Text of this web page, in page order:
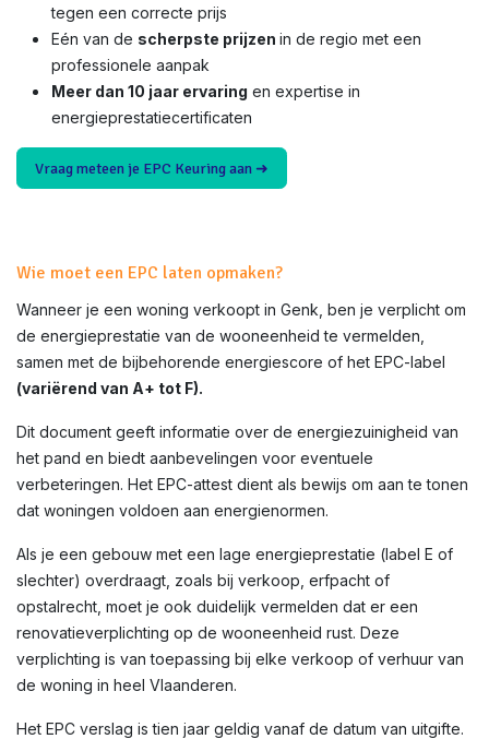
tegen een correcte prijs
Eén van de scherpste prijzen in de regio met een
professionele aanpak
Meer dan 10 jaar ervaring en expertise in
energieprestatiecertificaten
Vraag meteen je EPC Keuring aan ➜
Wie moet een EPC laten opmaken?
Wanneer je een woning verkoopt in Genk , ben je verplicht om
de energieprestatie van de wooneenheid te vermelden,
samen met de bijbehorende energiescore of het EPC-label
(variërend van A+ tot F).
Dit document geeft informatie over de energiezuinigheid van
het pand en biedt aanbevelingen voor eventuele
verbeteringen. Het EPC-attest dient als bewijs om aan te tonen
dat woningen voldoen aan energienormen.
Als je een gebouw met een lage energieprestatie (label E of
slechter) overdraagt, zoals bij verkoop, erfpacht of
opstalrecht, moet je ook duidelijk vermelden dat er een
renovatieverplichting op de wooneenheid rust. Deze
verplichting is van toepassing bij elke verkoop of verhuur van
de woning in heel Vlaanderen.
Het EPC verslag is tien jaar geldig vanaf de datum van uitgifte.